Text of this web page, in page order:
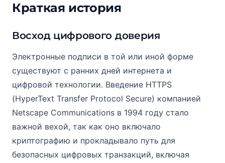
Краткая история
Восход цифрового доверия
Электронные подписи в той или иной форме
существуют с ранних дней интернета и
цифровой технологии. Введение HTTPS
(HyperText Transfer Protocol Secure) компанией
Netscape Communications в 1994 году стало
важной вехой, так как оно включало
криптографию и прокладывало путь для
безопасных цифровых транзакций, включая